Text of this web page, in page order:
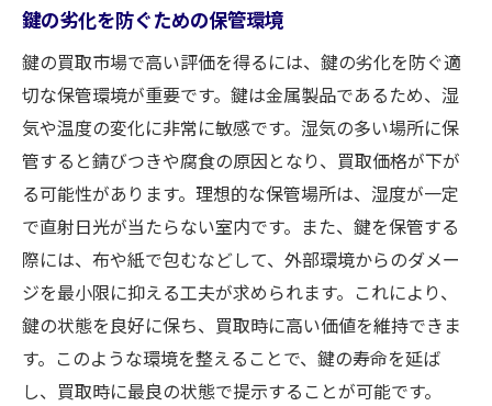
鍵の劣化を防ぐための保管環境
鍵の買取市場で高い評価を得るには、鍵の劣化を防ぐ適
切な保管環境が重要です。鍵は金属製品であるため、湿
気や温度の変化に非常に敏感です。湿気の多い場所に保
管すると錆びつきや腐食の原因となり、買取価格が下が
る可能性があります。理想的な保管場所は、湿度が一定
で直射日光が当たらない室内です。また、鍵を保管する
際には、布や紙で包むなどして、外部環境からのダメー
ジを最小限に抑える工夫が求められます。これにより、
鍵の状態を良好に保ち、買取時に高い価値を維持できま
す。このような環境を整えることで、鍵の寿命を延ば
し、買取時に最良の状態で提示することが可能です。